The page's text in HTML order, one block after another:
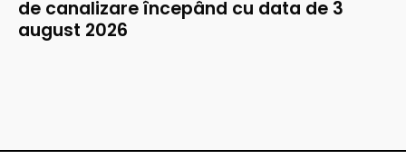
de canalizare începând cu data de 3
august 2026